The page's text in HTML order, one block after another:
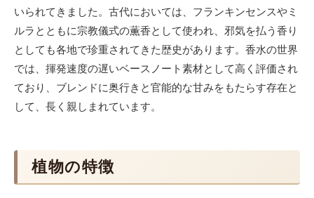
いられてきました。古代においては、フランキンセンスやミ
ルラとともに宗教儀式の薫香として使われ、邪気を払う香り
としても各地で珍重されてきた歴史があります。香水の世界
では、揮発速度の遅いベースノート素材として高く評価され
ており、ブレンドに奥行きと官能的な甘みをもたらす存在と
して、長く親しまれています。
植物の特徴